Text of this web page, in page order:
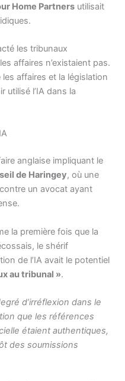
Home Partners utilisait
les tribunaux
affaires n’existaient pas.
les affaires et la législation
utilisé l’IA dans la
anglaise impliquant le
de Haringey, où une
un avocat ayant
la première fois que la
le shérif
de l’IA avait le potentiel
au tribunal ».
d’irréflexion dans le
que les références
étaient authentiques,
des soumissions